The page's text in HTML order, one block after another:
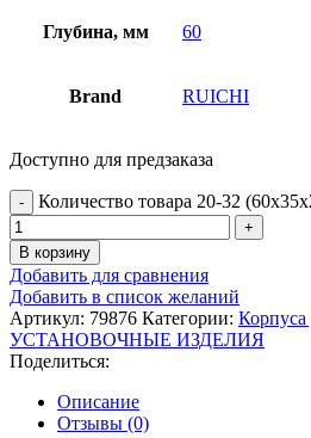
Глубина, мм 60
Brand RUICHI
Доступно для предзаказа
Количество товара 20-32
В корзину
Добавить для сравнения
Добавить в список желаний
Артикул: 79876 Категории:
УСТАНОВОЧНЫЕ ИЗДЕЛИЯ
Поделиться:
Описание
Отзывы (0)